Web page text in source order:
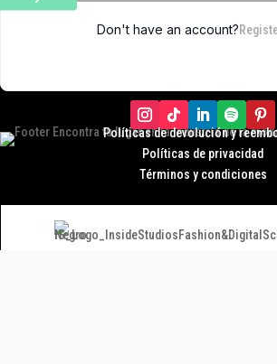
Don't have an account?
Políticas de devolución y r
Políticas de privacidad
Términos y condiciones